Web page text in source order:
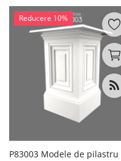
Inregistreaza-te
Locație
RON (lei)
Romanian
Reducere 10%